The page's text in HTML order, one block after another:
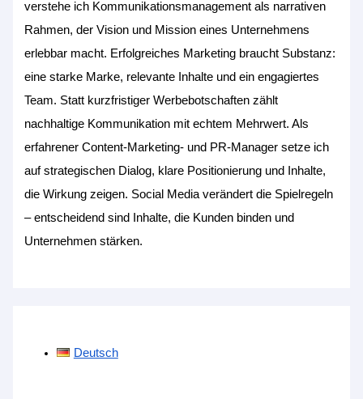
verstehe ich Kommunikationsmanagement als narrativen
Rahmen, der Vision und Mission eines Unternehmens
erlebbar macht. Erfolgreiches Marketing braucht Substanz:
eine starke Marke, relevante Inhalte und ein engagiertes
Team. Statt kurzfristiger Werbebotschaften zählt
nachhaltige Kommunikation mit echtem Mehrwert. Als
erfahrener Content-Marketing- und PR-Manager setze ich
auf strategischen Dialog, klare Positionierung und Inhalte,
die Wirkung zeigen. Social Media verändert die Spielregeln
– entscheidend sind Inhalte, die Kunden binden und
Unternehmen stärken.
Deutsch